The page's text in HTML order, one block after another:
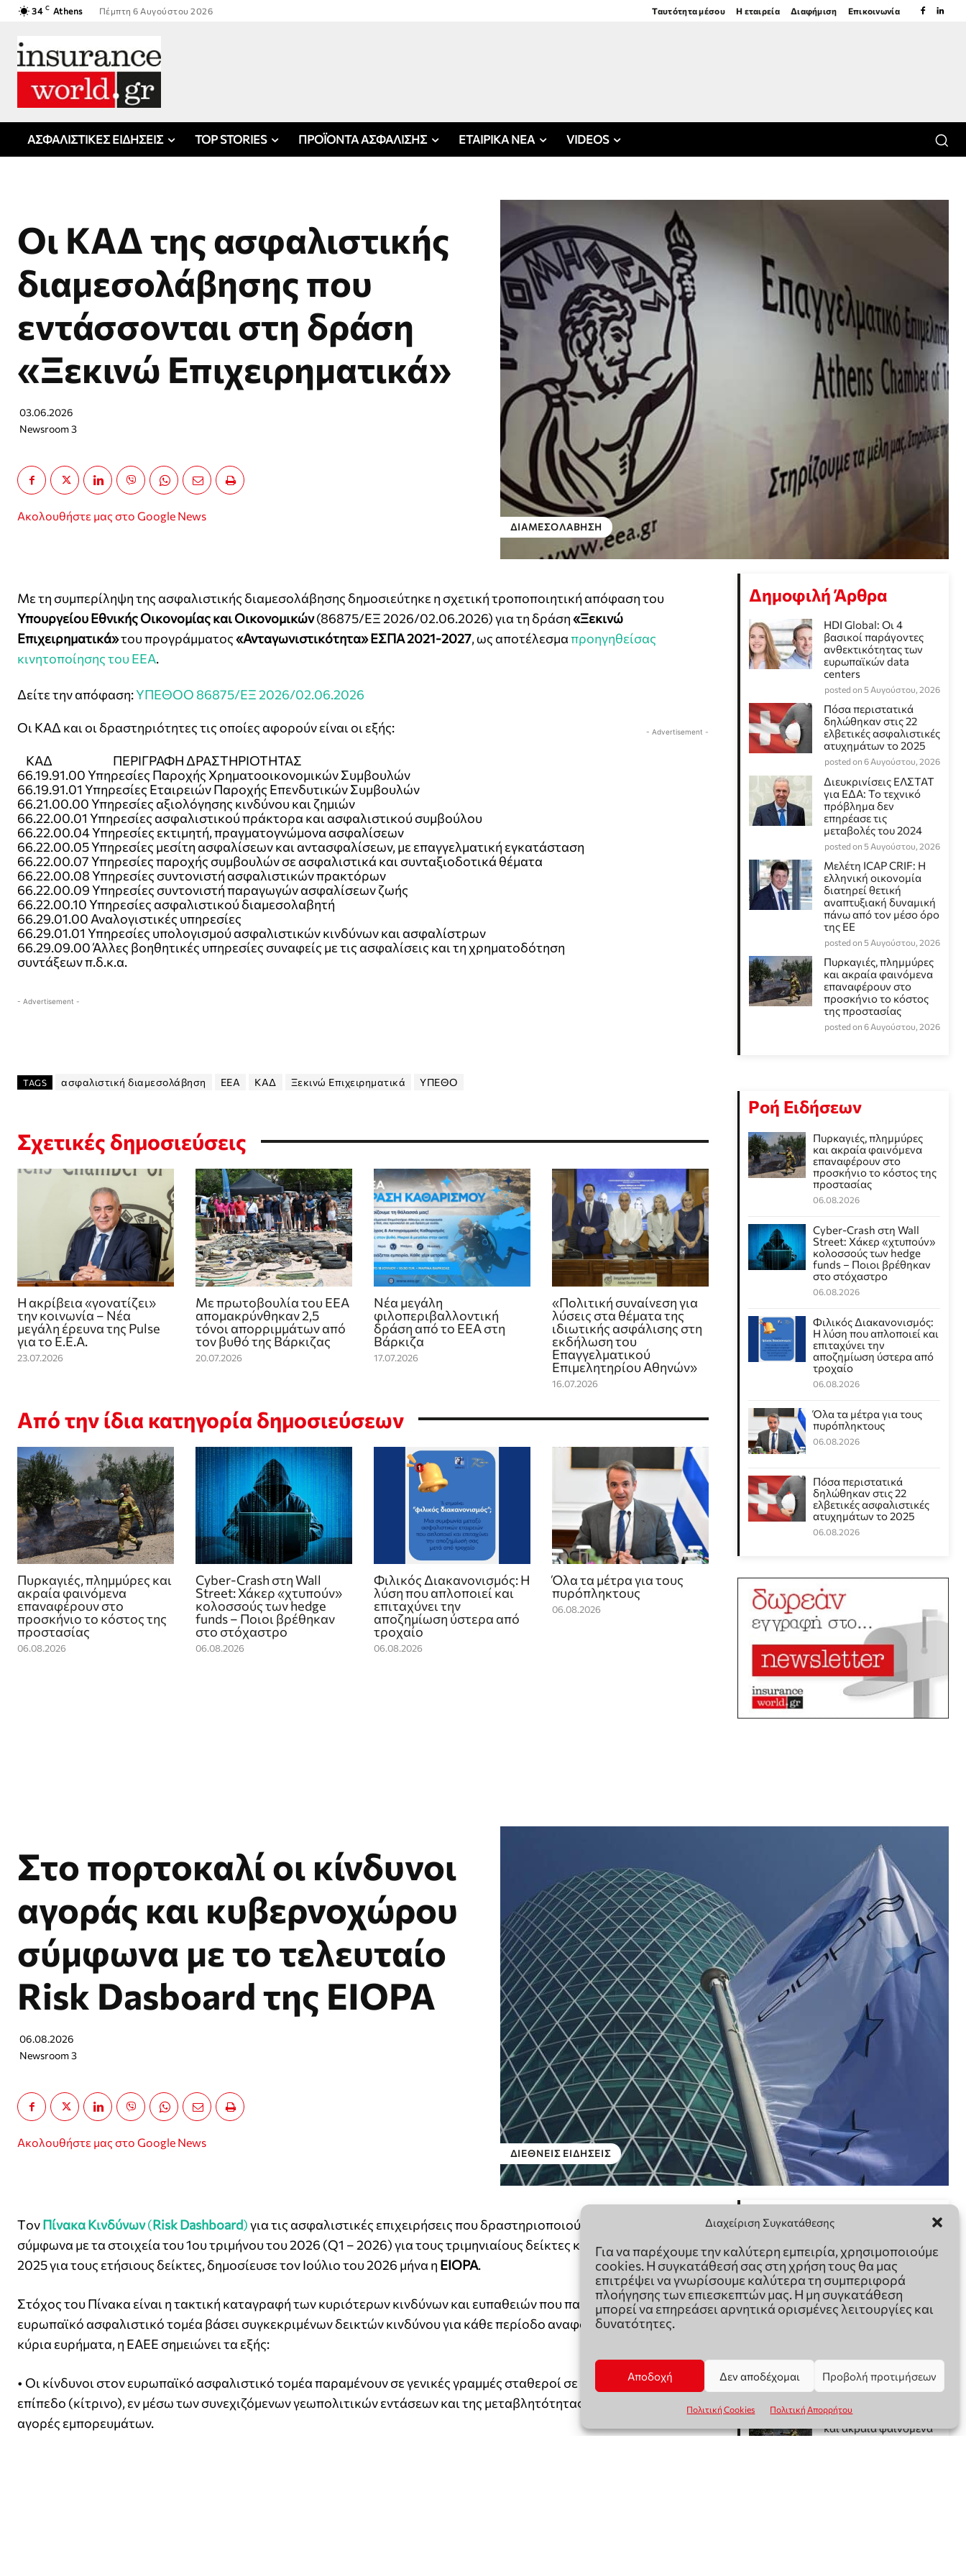
Διαχείριση Συγκατάθεσης
Για να παρέχουμε την καλύτερη εμπειρία, χρησιμοποιούμε
cookies. Η συγκατάθεσή σας στη χρήση τους θα μας
επιτρέψει να γνωρίσουμε καλύτερα τη συμπεριφορά
πλοήγησης των επιεσκεπτών μας. Η μη συγκατάθεση
μπορεί να επηρεάσει αρνητικά ορισμένες λειτουργίες και
δυνατότητες.
Αποδοχή Δεν αποδέχομαι Προβολή προτιμήσεων
Πολιτική Cookies Πολιτική Απορρήτου
34 C Athens Πέμπτη 6 Αυγούστου 2026 Ταυτότητα μέσου Η εταιρεία Διαφήμιση Επικοινωνία
ΑΣΦΑΛΙΣΤΙΚΕΣ ΕΙΔΗΣΕΙΣ TOP STORIES ΠΡΟΪΟΝΤΑ ΑΣΦΑΛΙΣΗΣ ΕΤΑΙΡΙΚΑ ΝΕΑ VIDEOS
Οι ΚΑΔ της ασφαλιστικής
διαμεσολάβησης που
εντάσσονται στη δράση
«Ξεκινώ Επιχειρηματικά»
03.06.2026
Newsroom 3
Ακολουθήστε μας στο Google News
ΔΙΑΜΕΣΟΛΆΒΗΣΗ
Με τη συμπερίληψη της ασφαλιστικής διαμεσολάβησης δημοσιεύτηκε η σχετική τροποποιητική απόφαση του
Υπουργείου Εθνικής Οικονομίας και Οικονομικών(86875/ΕΞ 2026/02.06.2026) για τη δράση«Ξεκινώ
Επιχειρηματικά»του προγράμματος«Ανταγωνιστικότητα» ΕΣΠΑ 2021-2027, ως αποτέλεσμαπροηγηθείσας
κινητοποίησης του ΕΕΑ.
Δείτε την απόφαση:ΥΠΕΘΟΟ 86875/ΕΞ 2026/02.06.2026
- Advertisement -
Οι ΚΑΔ και οι δραστηριότητες τις οποίες αφορούν είναι οι εξής:
ΚΑΔ ΠΕΡΙΓΡΑΦΗ ΔΡΑΣΤΗΡΙΟΤΗΤΑΣ
66.19.91.00 Υπηρεσίες Παροχής Χρηματοοικονομικών Συμβουλών
66.19.91.01 Υπηρεσίες Εταιρειών Παροχής Επενδυτικών Συμβουλών
66.21.00.00 Υπηρεσίες αξιολόγησης κινδύνου και ζημιών
66.22.00.01 Υπηρεσίες ασφαλιστικού πράκτορα και ασφαλιστικού συμβούλου
66.22.00.04 Υπηρεσίες εκτιμητή, πραγματογνώμονα ασφαλίσεων
66.22.00.05 Υπηρεσίες μεσίτη ασφαλίσεων και αντασφαλίσεων, με επαγγελματική εγκατάσταση
66.22.00.07 Υπηρεσίες παροχής συμβουλών σε ασφαλιστικά και συνταξιοδοτικά θέματα
66.22.00.08 Υπηρεσίες συντονιστή ασφαλιστικών πρακτόρων
66.22.00.09 Υπηρεσίες συντονιστή παραγωγών ασφαλίσεων ζωής
66.22.00.10 Υπηρεσίες ασφαλιστικού διαμεσολαβητή
66.29.01.00 Αναλογιστικές υπηρεσίες
66.29.01.01 Υπηρεσίες υπολογισμού ασφαλιστικών κινδύνων και ασφαλίστρων
66.29.09.00 Άλλες βοηθητικές υπηρεσίες συναφείς με τις ασφαλίσεις και τη χρηματοδότηση
συντάξεων π.δ.κ.α.
- Advertisement -
TAGS ασφαλιστική διαμεσολάβηση ΕΕΑ ΚΑΔ Ξεκινώ Επιχειρηματικά ΥΠΕΘΟ
Σχετικές δημοσιεύσεις
Η ακρίβεια «γονατίζει»
την κοινωνία – Νέα
μεγάλη έρευνα της Pulse
για το Ε.Ε.Α.
23.07.2026
Με πρωτοβουλία του ΕΕΑ
απομακρύνθηκαν 2,5
τόνοι απορριμμάτων από
τον βυθό της Βάρκιζας
20.07.2026
Νέα μεγάλη
φιλοπεριβαλλοντική
δράση από το ΕΕΑ στη
Βάρκιζα
17.07.2026
«Πολιτική συναίνεση για
λύσεις στα θέματα της
ιδιωτικής ασφάλισης στη
εκδήλωση του
Επαγγελματικού
Επιμελητηρίου Αθηνών»
16.07.2026
Από την ίδια κατηγορία δημοσιεύσεων
Πυρκαγιές, πλημμύρες και
ακραία φαινόμενα
επαναφέρουν στο
προσκήνιο το κόστος της
προστασίας
06.08.2026
Cyber-Crash στη Wall
Street: Χάκερ «χτυπούν»
κολοσσούς των hedge
funds – Ποιοι βρέθηκαν
στο στόχαστρο
06.08.2026
Φιλικός Διακανονισμός: Η
λύση που απλοποιεί και
επιταχύνει την
αποζημίωση ύστερα από
τροχαίο
06.08.2026
Όλα τα μέτρα για τους
πυρόπληκτους
06.08.2026
Δημοφιλή Άρθρα
HDI Global: Οι 4
βασικοί παράγοντες
ανθεκτικότητας των
ευρωπαϊκών data
centers
posted on 5 Αυγούστου, 2026
Πόσα περιστατικά
δηλώθηκαν στις 22
ελβετικές ασφαλιστικές
ατυχημάτων το 2025
posted on 6 Αυγούστου, 2026
Διευκρινίσεις ΕΛΣΤΑΤ
για ΕΔΑ: Το τεχνικό
πρόβλημα δεν
επηρέασε τις
μεταβολές του 2024
posted on 5 Αυγούστου, 2026
Μελέτη ICAP CRIF: Η
ελληνική οικονομία
διατηρεί θετική
αναπτυξιακή δυναμική
πάνω από τον μέσο όρο
της ΕΕ
posted on 5 Αυγούστου, 2026
Πυρκαγιές, πλημμύρες
και ακραία φαινόμενα
επαναφέρουν στο
προσκήνιο το κόστος
της προστασίας
posted on 6 Αυγούστου, 2026
Ροή Ειδήσεων
Πυρκαγιές, πλημμύρες
και ακραία φαινόμενα
επαναφέρουν στο
προσκήνιο το κόστος της
προστασίας
06.08.2026
Cyber-Crash στη Wall
Street: Χάκερ «χτυπούν»
κολοσσούς των hedge
funds – Ποιοι βρέθηκαν
στο στόχαστρο
06.08.2026
Φιλικός Διακανονισμός:
Η λύση που απλοποιεί και
επιταχύνει την
αποζημίωση ύστερα από
τροχαίο
06.08.2026
Όλα τα μέτρα για τους
πυρόπληκτους
06.08.2026
Πόσα περιστατικά
δηλώθηκαν στις 22
ελβετικές ασφαλιστικές
ατυχημάτων το 2025
06.08.2026